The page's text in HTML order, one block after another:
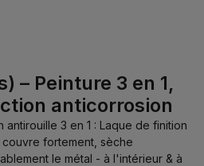
– Peinture 3 en 1,
anticorrosion
3 en 1 : Laque de finition
couvre fortement, sèche
le métal - à l'intérieur & à